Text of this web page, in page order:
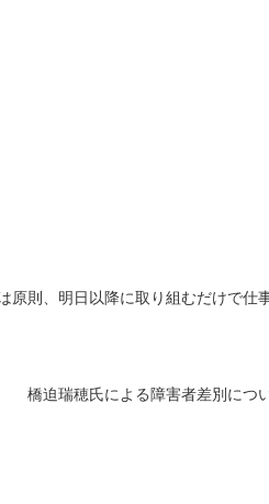
原則、明日以降に取り組むだけで仕
橋迫瑞穂氏による障害者差別につ